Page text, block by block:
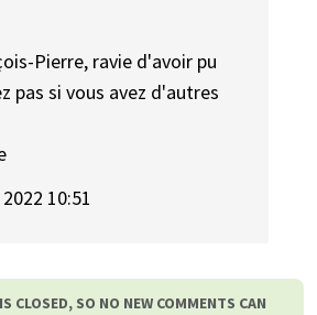
Pierre, ravie d'avoir pu
pas si vous avez d'autres
10:51
CLOSED, SO NO NEW COMMENTS CAN